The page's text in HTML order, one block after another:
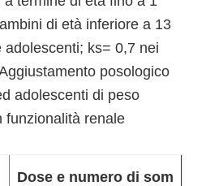
di età inferiore a 13
ks= 0,7 nei
posologico
adolescenti di peso
funzionalità renale
Dose e numero di som